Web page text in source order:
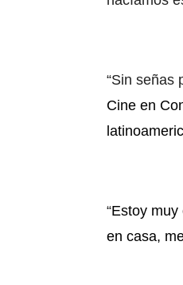
“Sin señas
Cine en
“Estoy
en casa,